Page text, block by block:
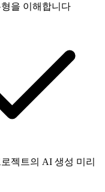
을 이해합니다
젝트의 AI 생성 미리